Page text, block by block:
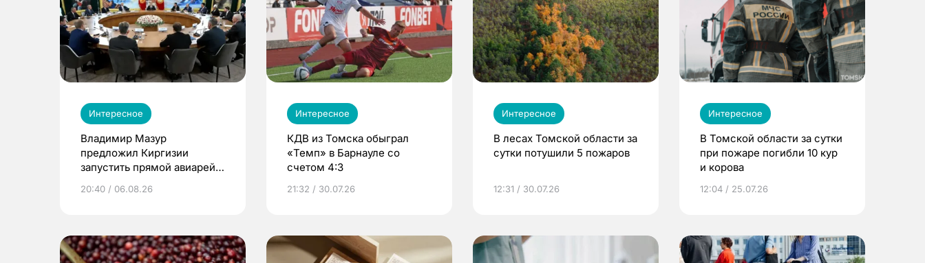
Интересное
Владимир Мазур
предложил Киргизии
запустить прямой авиарейс
20:40 / 06.08.26
Интересное
КДВ из Томска обыграл
«Темп» в Барнауле со
счетом 4:3
21:32 / 30.07.26
Интересное
В лесах Томской области за
сутки потушили 5 пожаров
12:31 / 30.07.26
Интересное
В Томской области за сутки
при пожаре погибли 10 кур
и корова
12:04 / 25.07.26